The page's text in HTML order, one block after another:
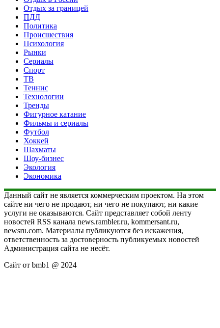
Отдых за границей
ПДД
Политика
Происшествия
Психология
Рынки
Сериалы
Спорт
ТВ
Теннис
Технологии
Тренды
Фигурное катание
Фильмы и сериалы
Футбол
Хоккей
Шахматы
Шоу-бизнес
Экология
Экономика
Данный сайт не является коммерческим проектом. На этом
сайте ни чего не продают, ни чего не покупают, ни какие
услуги не оказываются. Сайт представляет собой ленту
новостей RSS канала news.rambler.ru, kommersant.ru,
newsru.com. Материалы публикуются без искажения,
ответственность за достоверность публикуемых новостей
Администрация сайта не несёт.
Сайт от bmb1 @ 2024